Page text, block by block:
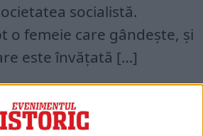
socialistă.
o femeie care gândește, și
este învățată […]
Dacă doriți să citiți
articol, mergeți pe